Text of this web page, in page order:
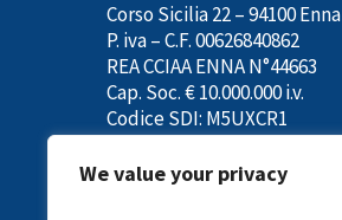
We value your privacy
Corso Sicilia 22 – 94100 Enna
P. iva – C.F. 00626840862
REA CCIAA ENNA N°44663
Cap. Soc. € 10.000.000 i.v.
Codice SDI: M5UXCR1